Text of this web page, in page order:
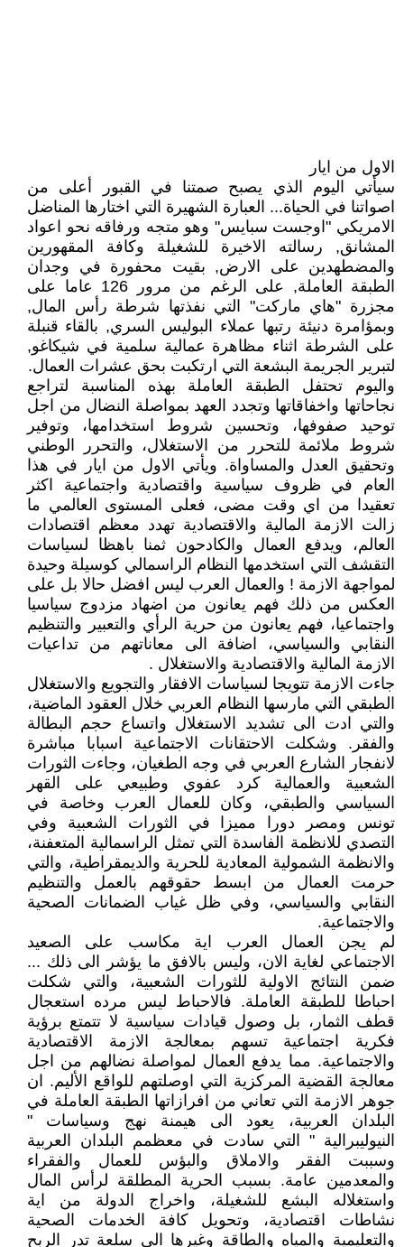
الاول من ايار
سيأتي اليوم الذي يصبح صمتنا في القبور أعلى من
اصواتنا في الحياة... العبارة الشهيرة التي اختارها المناضل
الامريكي "اوجست سبايس" وهو متجه ورفاقه نحو اعواد
المشانق, رسالته الاخيرة للشغيلة وكافة المقهورين
والمضطهدين على الارض, بقيت محفورة في وجدان
الطبقة العاملة, على الرغم من مرور 126 عاما على
مجزرة "هاي ماركت" التي نفذتها شرطة رأس المال,
وبمؤامرة دنيئة رتبها عملاء البوليس السري, بالقاء قنبلة
على الشرطة اثناء مظاهرة عمالية سلمية في شيكاغو,
لتبرير الجريمة البشعة التي ارتكبت بحق عشرات العمال.
واليوم تحتفل الطبقة العاملة بهذه المناسبة لتراجع
نجاحاتها واخفاقاتها وتجدد العهد بمواصلة النضال من اجل
توحيد صفوفها، وتحسين شروط استخدامها، وتوفير
شروط ملائمة للتحرر من الاستغلال، والتحرر الوطني
وتحقيق العدل والمساواة. ويأتي الاول من ايار في هذا
العام في ظروف سياسية واقتصادية واجتماعية اكثر
تعقيدا من اي وقت مضى، فعلى المستوى العالمي ما
زالت الازمة المالية والاقتصادية تهدد معظم اقتصادات
العالم، ويدفع العمال والكادحون ثمنا باهظا لسياسات
التقشف التي استخدمها النظام الراسمالي كوسيلة وحيدة
لمواجهة الازمة ! والعمال العرب ليس افضل حالا بل على
العكس من ذلك فهم يعانون من اضهاد مزدوج سياسيا
واجتماعيا، فهم يعانون من حرية الرأي والتعبير والتنظيم
النقابي والسياسي، اضافة الى معاناتهم من تداعيات
الازمة المالية والاقتصادية والاستغلال .
جاءت الازمة تتويجا لسياسات الافقار والتجويع والاستغلال
الطبقي التي مارسها النظام العربي خلال العقود الماضية،
والتي ادت الى تشديد الاستغلال واتساع حجم البطالة
والفقر. وشكلت الاحتقانات الاجتماعية اسبابا مباشرة
لانفجار الشارع العربي في وجه الطغيان، وجاءت الثورات
الشعبية والعمالية كرد عفوي وطبيعي على القهر
السياسي والطبقي، وكان للعمال العرب وخاصة في
تونس ومصر دورا مميزا في الثورات الشعبية وفي
التصدي للانظمة الفاسدة التي تمثل الراسمالية المتعفنة،
والانظمة الشمولية المعادية للحرية والديمقراطية، والتي
حرمت العمال من ابسط حقوقهم بالعمل والتنظيم
النقابي والسياسي، وفي ظل غياب الضمانات الصحية
والاجتماعية.
لم يجن العمال العرب اية مكاسب على الصعيد
الاجتماعي لغاية الان، وليس بالافق ما يؤشر الى ذلك ...
ضمن النتائج الاولية للثورات الشعبية، والتي شكلت
احباطا للطبقة العاملة. فالاحباط ليس مرده استعجال
قطف الثمار، بل وصول قيادات سياسية لا تتمتع برؤية
فكرية اجتماعية تسهم بمعالجة الازمة الاقتصادية
والاجتماعية. مما يدفع العمال لمواصلة نضالهم من اجل
معالجة القضية المركزية التي اوصلتهم للواقع الأليم. ان
جوهر الازمة التي تعاني من افرازاتها الطبقة العاملة في
البلدان العربية، يعود الى هيمنة نهج وسياسات "
النيوليبرالية " التي سادت في معظمم البلدان العربية
وسببت الفقر والاملاق والبؤس للعمال والفقراء
والمعدمين عامة. بسبب الحرية المطلقة لرأس المال
واستغلاله البشع للشغيلة، واخراج الدولة من اية
نشاطات اقتصادية، وتحويل كافة الخدمات الصحية
والتعليمية والمياه والطاقة وغيرها الى سلعة تدر الربح